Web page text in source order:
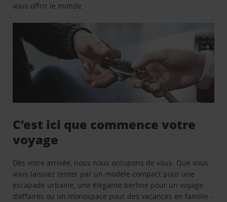
vous offrir le monde.
C’est ici que commence votre
voyage
Dès votre arrivée, nous nous occupons de vous. Que vous
vous laissiez tenter par un modèle compact pour une
escapade urbaine, une élégante berline pour un voyage
d’affaires ou un monospace pour des vacances en famille -